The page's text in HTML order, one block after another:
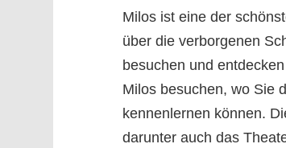
Milos ist eine der
über die verborgenen
besuchen und
Milos besuchen, wo Sie
kennenlernen können.
darunter auch das